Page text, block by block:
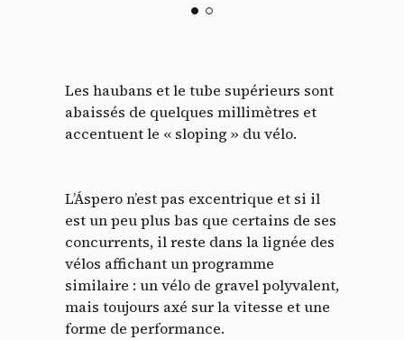
Les haubans et le tube supérieurs sont
abaissés de quelques millimètres et
accentuent le « sloping » du vélo.
L’Áspero n’est pas excentrique et si il
est un peu plus bas que certains de ses
concurrents, il reste dans la lignée des
vélos affichant un programme
similaire : un vélo de gravel polyvalent,
mais toujours axé sur la vitesse et une
forme de performance.